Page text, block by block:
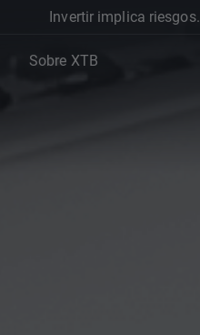
Invertir implica riesgos.
Sobre XTB